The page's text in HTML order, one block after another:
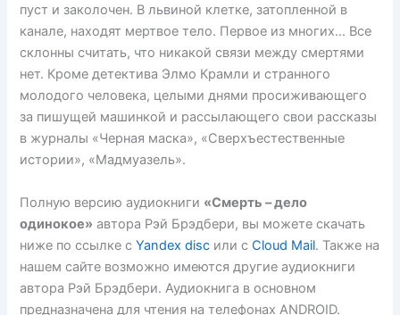
пуст и заколочен. В львиной клетке, затопленной в
канале, находят мертвое тело. Первое из многих… Все
склонны считать, что никакой связи между смертями
нет. Кроме детектива Элмо Крамли и странного
молодого человека, целыми днями просиживающего
за пишущей машинкой и рассылающего свои рассказы
в журналы «Черная маска», «Сверхъестественные
истории», «Мадмуазель».
Полную версию аудиокниги «Смерть – дело
одинокое» автора Рэй Брэдбери, вы можете скачать
ниже по ссылке сYandex disc или сCloud Mail. Также на
нашем сайте возможно имеются другие аудиокниги
автора Рэй Брэдбери. Аудиокнига в основном
предназначена для чтения на телефонах ANDROID.